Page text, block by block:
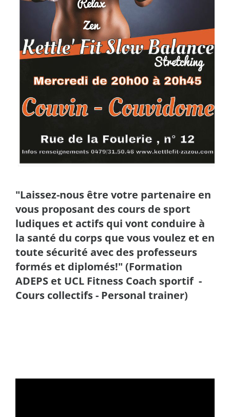
"Laissez-nous être votre partenaire en
vous proposant des cours de sport
ludiques et actifs qui vont conduire à
la santé du corps que vous voulez et en
toute sécurité avec des professeurs
formés et diplomés!" (Formation
ADEPS et UCL Fitness Coach sportif -
Cours collectifs - Personal trainer)